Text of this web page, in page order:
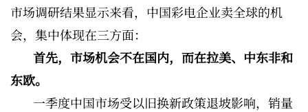
市场调研结果显示来看，中国彩电企业卖全球的机
会，集中体现在三方面：
首先，市场机会不在国内，而在拉美、中东非和
东欧。
一季度中国市场受以旧换新政策退坡影响，销量